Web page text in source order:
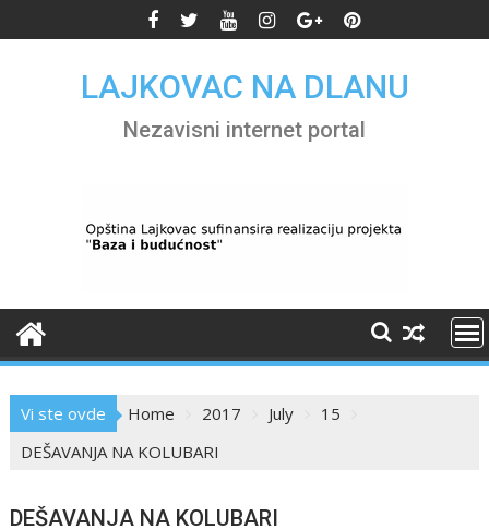
to
LAJKOVAC NA DLANU
Nezavisni internet portal
Vi ste ovde Home 2017 July
15
DEŠAVANJA NA KOLUBARI
DEŠAVANJA NA KOLUBARI